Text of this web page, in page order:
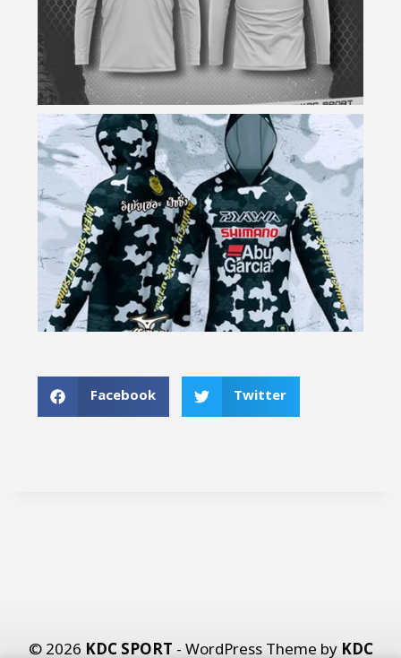
Facebook Twitter
© 2026 KDC SPORT - WordPress Theme by KDC